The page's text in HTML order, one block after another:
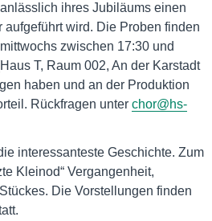
ihres Jubiläums einen
aufgeführt wird. Die Proben finden
zwischen 17:30 und
T, Raum 002, An der Karstadt
haben und an der Produktion
Rückfragen unter chor@hs-
interessanteste Geschichte. Zum
Kleinod“ Vergangenheit,
Die Vorstellungen finden